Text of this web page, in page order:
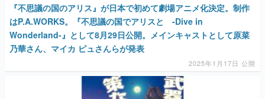
『不思議の国のアリス』が日本で初めて劇場アニメ化決定。制作
はP.A.WORKS。『不思議の国でアリスと -Dive in
Wonderland-』として8月29日公開。メインキャストとして原菜
乃華さん、マイカ ピュさんらが発表
2025年1月17日 公開